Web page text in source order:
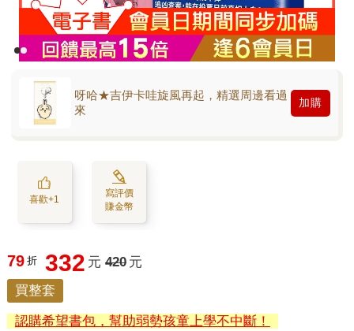
呀哈★吉伊卡哇旋風再起，精選周邊看過
來
加購
喜歡+1
寫評價
賺金幣
79 折 332 元 420 元
買整套
認購希望書包，幫助弱勢孩童上學不中斷！